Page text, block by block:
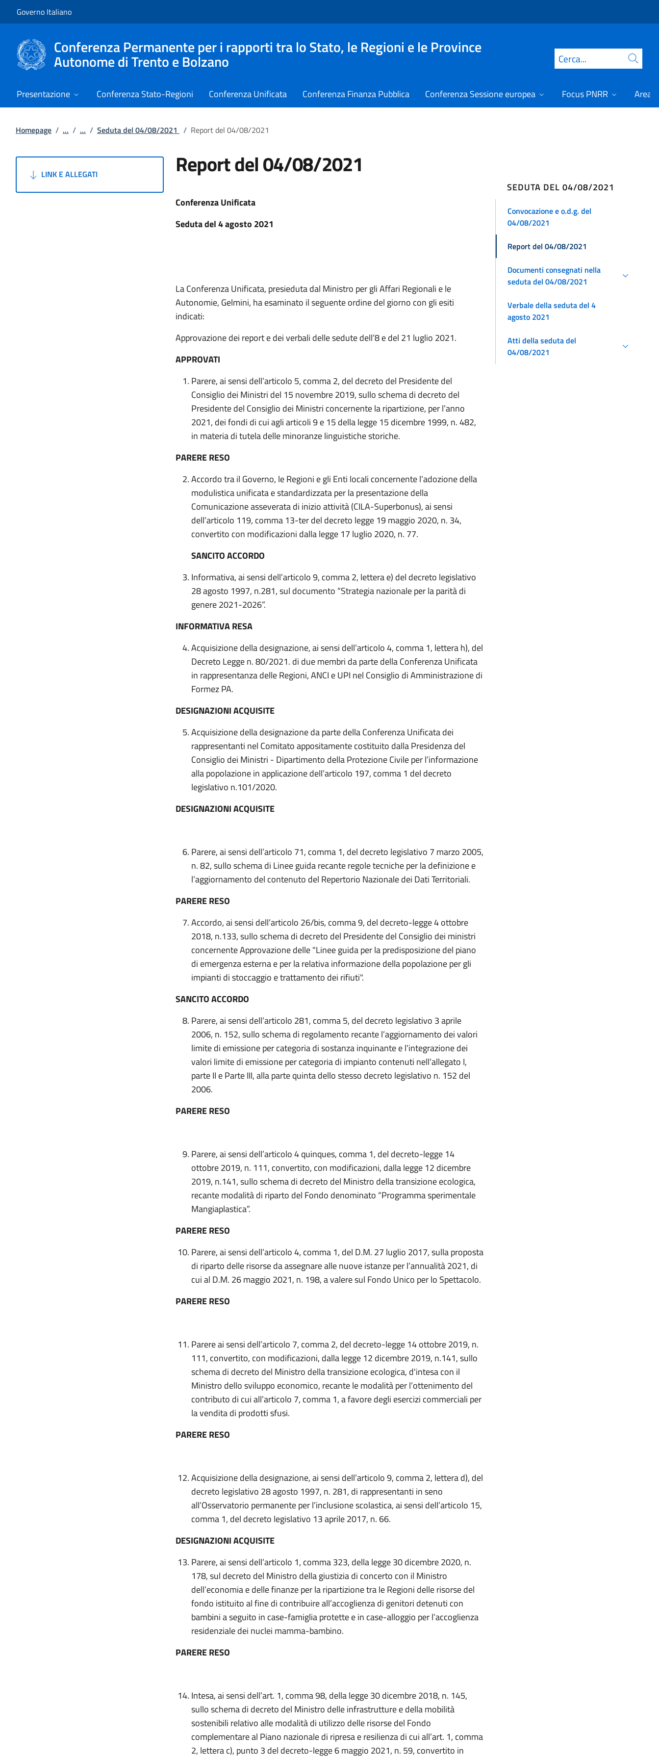
Governo Italiano
Conferenza Permanente per i rapporti tra lo Stato, le Regioni e le Province
Autonome di Trento e Bolzano Cerca
Presentazione Conferenza Stato-Regioni Conferenza Unificata Conferenza Finanza Pubblica Conferenza Sessione europea Focus PNRR Area
Homepage / ... / ... / Seduta del 04/08/2021 / Report del 04/08/2021
LINK E ALLEGATI Report del 04/08/2021
Conferenza Unificata
Seduta del 4 agosto 2021
La Conferenza Unificata, presieduta dal Ministro per gli Affari Regionali e le
Autonomie, Gelmini, ha esaminato il seguente ordine del giorno con gli esiti
indicati:
Approvazione dei report e dei verbali delle sedute dell’8 e del 21 luglio 2021.
APPROVATI
Parere, ai sensi dell’articolo 5, comma 2, del decreto del Presidente del
Consiglio dei Ministri del 15 novembre 2019, sullo schema di decreto del
Presidente del Consiglio dei Ministri concernente la ripartizione, per l’anno
2021, dei fondi di cui agli articoli 9 e 15 della legge 15 dicembre 1999, n. 482,
in materia di tutela delle minoranze linguistiche storiche.
PARERE RESO
Accordo tra il Governo, le Regioni e gli Enti locali concernente l’adozione della
modulistica unificata e standardizzata per la presentazione della
Comunicazione asseverata di inizio attività (CILA-Superbonus), ai sensi
dell’articolo 119, comma 13-ter del decreto legge 19 maggio 2020, n. 34,
convertito con modificazioni dalla legge 17 luglio 2020, n. 77.
SANCITO ACCORDO
Informativa, ai sensi dell’articolo 9, comma 2, lettera e) del decreto legislativo
28 agosto 1997, n.281, sul documento “Strategia nazionale per la parità di
genere 2021-2026”.
INFORMATIVA RESA
Acquisizione della designazione, ai sensi dell’articolo 4, comma 1, lettera h), del
Decreto Legge n. 80/2021. di due membri da parte della Conferenza Unificata
in rappresentanza delle Regioni, ANCI e UPI nel Consiglio di Amministrazione di
Formez PA.
DESIGNAZIONI ACQUISITE
Acquisizione della designazione da parte della Conferenza Unificata dei
rappresentanti nel Comitato appositamente costituito dalla Presidenza del
Consiglio dei Ministri - Dipartimento della Protezione Civile per l’informazione
alla popolazione in applicazione dell’articolo 197, comma 1 del decreto
legislativo n.101/2020.
DESIGNAZIONI ACQUISITE
Parere, ai sensi dell’articolo 71, comma 1, del decreto legislativo 7 marzo 2005,
n. 82, sullo schema di Linee guida recante regole tecniche per la definizione e
l’aggiornamento del contenuto del Repertorio Nazionale dei Dati Territoriali.
PARERE RESO
Accordo, ai sensi dell’articolo 26/bis, comma 9, del decreto-legge 4 ottobre
2018, n.133, sullo schema di decreto del Presidente del Consiglio dei ministri
concernente Approvazione delle "Linee guida per la predisposizione del piano
di emergenza esterna e per la relativa informazione della popolazione per gli
impianti di stoccaggio e trattamento dei rifiuti".
SANCITO ACCORDO
Parere, ai sensi dell’articolo 281, comma 5, del decreto legislativo 3 aprile
2006, n. 152, sullo schema di regolamento recante l’aggiornamento dei valori
limite di emissione per categoria di sostanza inquinante e l’integrazione dei
valori limite di emissione per categoria di impianto contenuti nell’allegato I,
parte II e Parte III, alla parte quinta dello stesso decreto legislativo n. 152 del
2006.
PARERE RESO
Parere, ai sensi dell’articolo 4 quinques, comma 1, del decreto-legge 14
ottobre 2019, n. 111, convertito, con modificazioni, dalla legge 12 dicembre
2019, n.141, sullo schema di decreto del Ministro della transizione ecologica,
recante modalità di riparto del Fondo denominato “Programma sperimentale
Mangiaplastica”.
PARERE RESO
Parere, ai sensi dell’articolo 4, comma 1, del D.M. 27 luglio 2017, sulla proposta
di riparto delle risorse da assegnare alle nuove istanze per l’annualità 2021, di
cui al D.M. 26 maggio 2021, n. 198, a valere sul Fondo Unico per lo Spettacolo.
PARERE RESO
Parere ai sensi dell’articolo 7, comma 2, del decreto-legge 14 ottobre 2019, n.
111, convertito, con modificazioni, dalla legge 12 dicembre 2019, n.141, sullo
schema di decreto del Ministro della transizione ecologica, d'intesa con il
Ministro dello sviluppo economico, recante le modalità per l’ottenimento del
contributo di cui all’articolo 7, comma 1, a favore degli esercizi commerciali per
la vendita di prodotti sfusi.
PARERE RESO
Acquisizione della designazione, ai sensi dell’articolo 9, comma 2, lettera d), del
decreto legislativo 28 agosto 1997, n. 281, di rappresentanti in seno
all’Osservatorio permanente per l’inclusione scolastica, ai sensi dell’articolo 15,
comma 1, del decreto legislativo 13 aprile 2017, n. 66.
DESIGNAZIONI ACQUISITE
Parere, ai sensi dell’articolo 1, comma 323, della legge 30 dicembre 2020, n.
178, sul decreto del Ministro della giustizia di concerto con il Ministro
dell’economia e delle finanze per la ripartizione tra le Regioni delle risorse del
fondo istituito al fine di contribuire all’accoglienza di genitori detenuti con
bambini a seguito in case-famiglia protette e in case-alloggio per l’accoglienza
residenziale dei nuclei mamma-bambino.
PARERE RESO
Intesa, ai sensi dell’art. 1, comma 98, della legge 30 dicembre 2018, n. 145,
sullo schema di decreto del Ministro delle infrastrutture e della mobilità
sostenibili relativo alle modalità di utilizzo delle risorse del Fondo
complementare al Piano nazionale di ripresa e resilienza di cui all’art. 1, comma
2, lettera c), punto 3 del decreto-legge 6 maggio 2021, n. 59, convertito in
SEDUTA DEL 04/08/2021
Convocazione e o.d.g. del
04/08/2021
Report del 04/08/2021
Documenti consegnati nella
seduta del 04/08/2021
Verbale della seduta del 4
agosto 2021
Atti della seduta del
04/08/2021